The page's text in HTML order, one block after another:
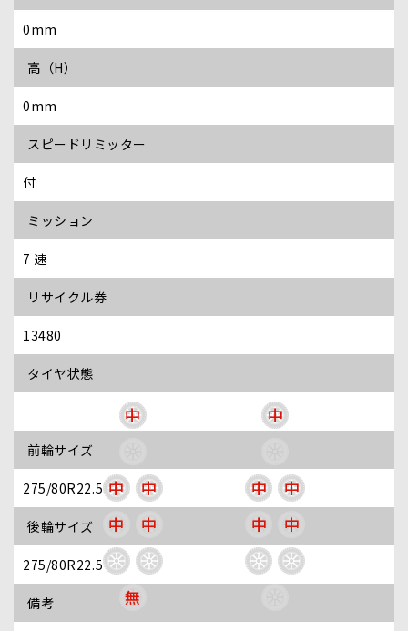
0mm
高（H）
0mm
スピードリミッター
付
ミッション
7 速
リサイクル券
13480
タイヤ状態
中
中
中
中
中
無
中
中
中
中
中
前輪サイズ
275/80R22.5
後輪サイズ
275/80R22.5
備考